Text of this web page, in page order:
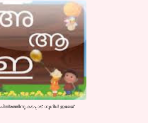
ചിത്രത്തിനു കടപ്പാട്: ഗൂഗിള്‍ ഇമേജ്